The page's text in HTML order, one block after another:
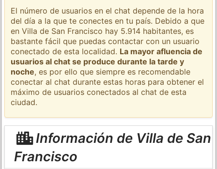
El número de usuarios en el chat depende de la hora
del día a la que te conectes en tu país. Debido a que
en Villa de San Francisco hay 5.914 habitantes, es
bastante fácil que puedas contactar con un usuario
conectado de esta localidad. La mayor afluencia de
usuarios al chat se produce durante la tarde y
noche, es por ello que siempre es recomendable
conectar al chat durante estas horas para obtener el
máximo de usuarios conectados al chat de esta
ciudad.
Información de Villa de San
Francisco